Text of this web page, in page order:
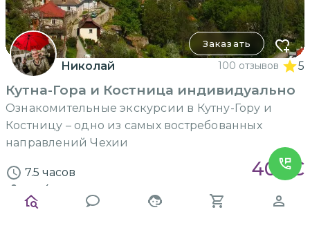
Заказать
Николай 100 отзывов 5
Кутна-Гора и Костница индивидуально
Ознакомительные экскурсии в Кутну-Гору и
Костницу – одно из самых востребованных
направлений Чехии
7.5 часов 400€
до 4